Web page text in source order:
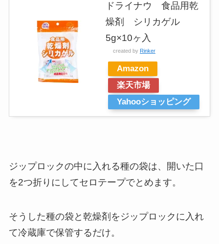
ドライナウ 食品用乾
燥剤 シリカゲル
5g×10ヶ入
created by Rinker
Amazon
楽天市場
Yahooショッピング
ジップロックの中に入れる種の袋は、開いた口
を2つ折りにしてセロテープでとめます。
そうした種の袋と乾燥剤をジップロックに入れ
て冷蔵庫で保管するだけ。